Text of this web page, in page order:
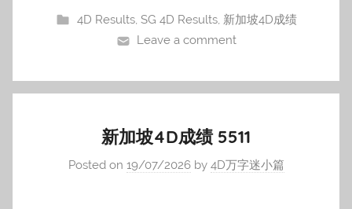
4D Results, SG 4D Results, 新加坡4D成绩
Leave a comment
新加坡4D成绩 5511
Posted on 19/07/2026by 4D万字迷小篇